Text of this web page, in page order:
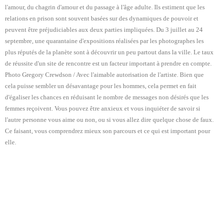
l'amour, du chagrin d'amour et du passage à l'âge adulte. Ils estiment que les
relations en prison sont souvent basées sur des dynamiques de pouvoir et
peuvent être préjudiciables aux deux parties impliquées. Du 3 juillet au 24
septembre, une quarantaine d'expositions réalisées par les photographes les
plus réputés de la planète sont à découvrir un peu partout dans la ville. Le taux
de réussite d'un site de rencontre est un facteur important à prendre en compte.
Photo Gregory Crewdson / Avec l'aimable autorisation de l'artiste. Bien que
cela puisse sembler un désavantage pour les hommes, cela permet en fait
d'égaliser les chances en réduisant le nombre de messages non désirés que les
femmes reçoivent. Vous pouvez être anxieux et vous inquiéter de savoir si
l'autre personne vous aime ou non, ou si vous allez dire quelque chose de faux.
Ce faisant, vous comprendrez mieux son parcours et ce qui est important pour
elle.